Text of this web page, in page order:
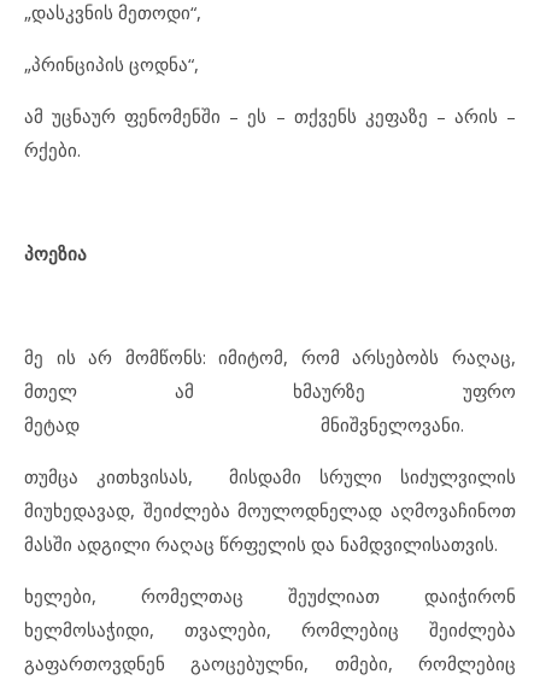
„დასკვნის მეთოდი“,
„პრინციპის ცოდნა“,
ამ უცნაურ ფენომენში – ეს – თქვენს კეფაზე – არის –
რქები.
პოეზია
მე ის არ მომწონს: იმიტომ, რომ არსებობს რაღაც,
მთელ ამ ხმაურზე უფრო
მეტად მნიშვნელოვანი.
თუმცა კითხვისას, მისდამი სრული სიძულვილის
მიუხედავად, შეიძლება მოულოდნელად აღმოვაჩინოთ
მასში ადგილი რაღაც წრფელის და ნამდვილისათვის.
ხელები, რომელთაც შეუძლიათ დაიჭირონ
ხელმოსაჭიდი, თვალები, რომლებიც შეიძლება
გაფართოვდნენ გაოცებულნი, თმები, რომლებიც